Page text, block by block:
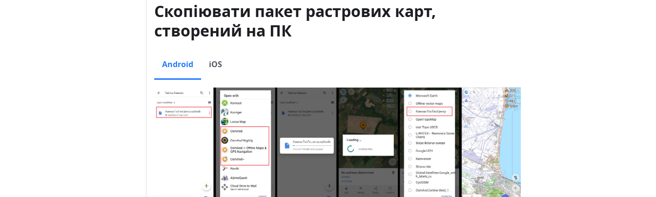
Скопіювати пакет растрових карт,
створений на ПК
Android iOS